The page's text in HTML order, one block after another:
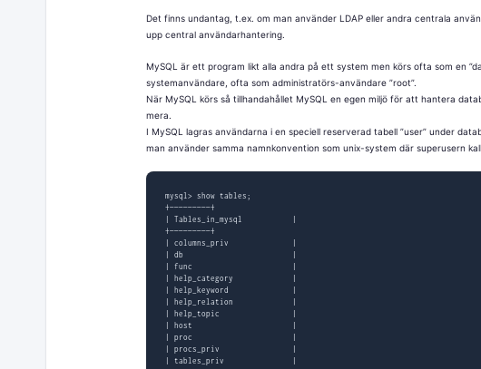
Det finns undantag, t.ex. om man använder LDAP eller andra centrala
upp central användarhantering.
MySQL är ett program likt alla andra på ett system men körs ofta som en
systemanvändare, ofta som administratörs-användare ”root”.
När MySQL körs så tillhandahållet MySQL en egen miljö för att hantera
mera.
I MySQL lagras användarna i en speciell reserverad tabell ”user” under
man använder samma namnkonvention som unix-system där superusern
mysql> show tables;
+—————————+
| Tables_in_mysql           |
+—————————+
| columns_priv              |
| db                        |
| func                      |
| help_category             |
| help_keyword              |
| help_relation             |
| help_topic                |
| host                      |
| proc                      |
| procs_priv                |
| tables_priv               |